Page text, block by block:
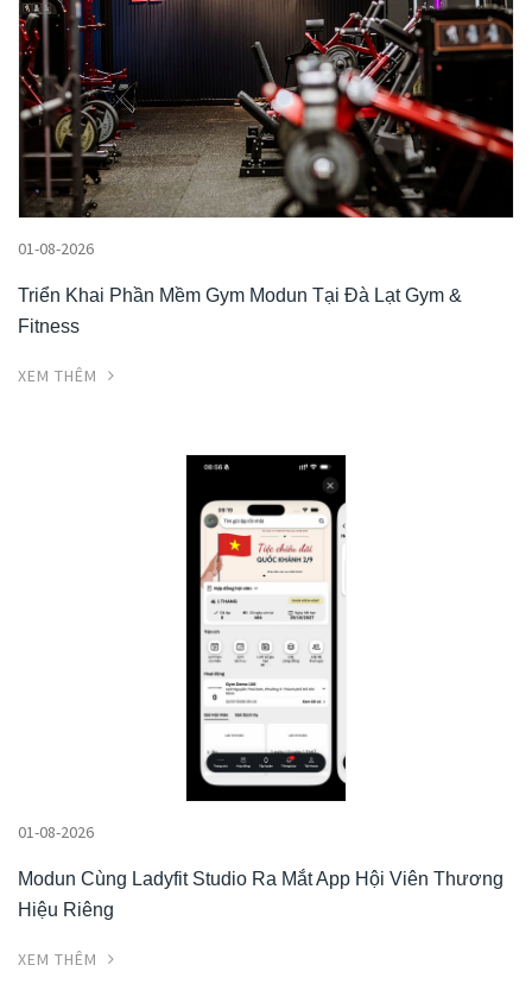
01-08-2026
Triển Khai Phần Mềm Gym Modun Tại Đà Lạt Gym &
Fitness
XEM THÊM
01-08-2026
Modun Cùng Ladyfit Studio Ra Mắt App Hội Viên Thương
Hiệu Riêng
XEM THÊM